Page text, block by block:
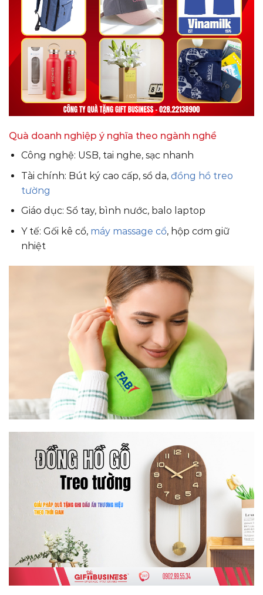
Quà doanh nghiệp ý nghĩa theo ngành nghề
Công nghệ: USB, tai nghe, sạc nhanh
Tài chính: Bút ký cao cấp, sổ da, đồng hồ treo
tường
Giáo dục: Sổ tay, bình nước, balo laptop
Y tế: Gối kê cổ, máy massage cổ, hộp cơm giữ
nhiệt